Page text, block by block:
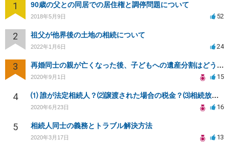
1 90歳の父との同居での居住権と調停問題について
2018年5月9日 52
2 祖父が他界後の土地の相続について
2022年1月6日 24
3 再婚同士の親が亡くなった後、子どもへの遺産分割はどうなる？
2020年9月1日 15
4 ⑴ 誰が法定相続人？⑵譲渡された場合の税金？⑶相続放棄後同じ不動産を相続できない？⑷借金返済義務は？
2020年6月23日 16
5 相続人同士の義務とトラブル解決方法
2020年3月17日 13